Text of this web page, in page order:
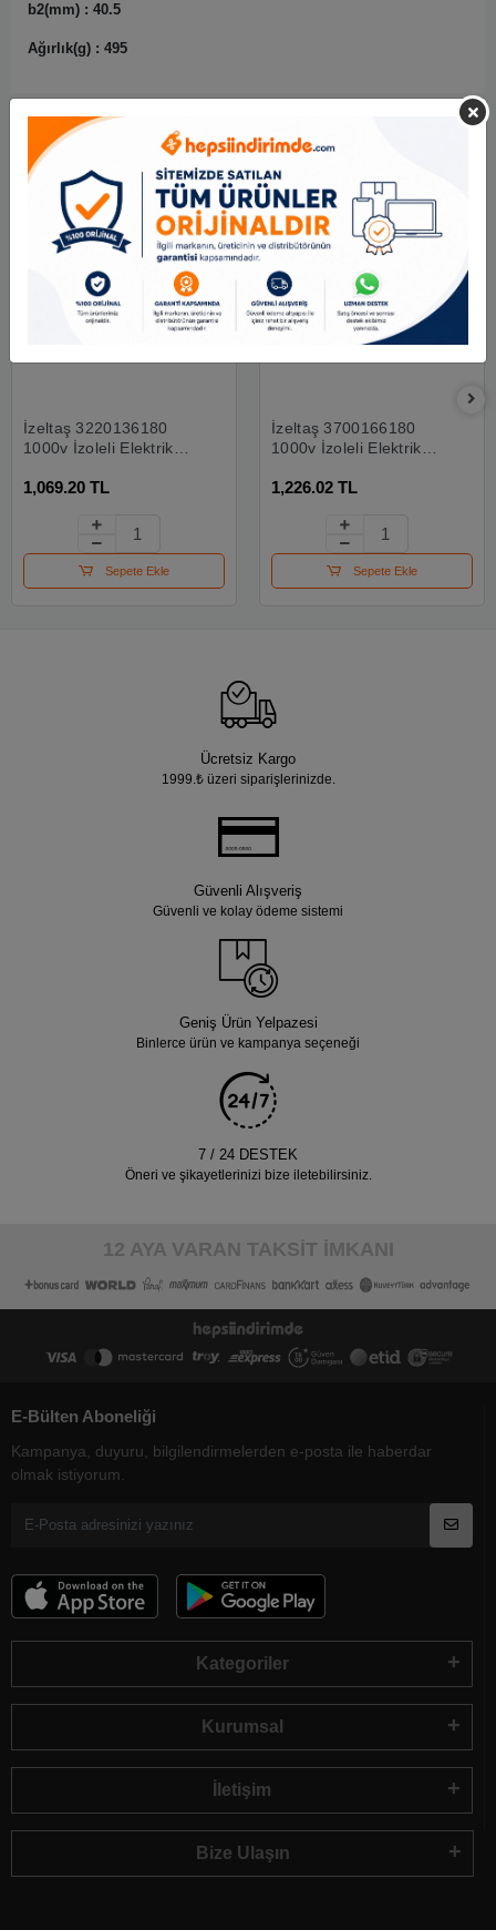
b2(mm) : 40.5
Ağırlık(g) : 495
Benzer Ürünler
İzeltaş 3220136180
1000v İzoleli Elektrikçi
180 Mm
1,069.20 TL
Sepete Ekle
İzeltaş 3700166180
1000v İzoleli Elektrikçi
1,226.02 TL
Sepete Ekle
Ücretsiz Kargo
1999.₺ üzeri siparişlerinizde.
Güvenli Alışveriş
Güvenli ve kolay ödeme sistemi
Geniş Ürün Yelpazesi
Binlerce ürün ve kampanya seçeneği
7 / 24 DESTEK
Öneri ve şikayetlerinizi bize iletebilirsiniz.
12 AYA VARAN TAKSİT İMKANI
E-Bülten Aboneliği
Kampanya, duyuru, bilgilendirmelerden e-posta ile haberdar
olmak istiyorum.
Kategoriler
Kurumsal
İletişim
Bize Ulaşın